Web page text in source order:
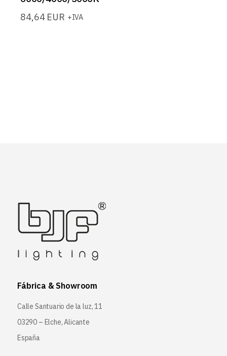
84,64 EUR +IVA
Fábrica & Showroom
Calle Santuario de la luz, 11
03290 – Elche, Alicante
España